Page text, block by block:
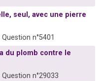
seul, avec une pierre
n°5401
du plomb contre le
n°29033